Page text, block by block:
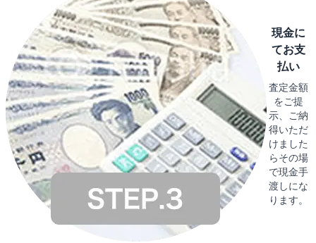
現金に
てお支
払い
査定金額
をご提
示、ご納
得いただ
けました
らその場
で現金手
渡しにな
ります。